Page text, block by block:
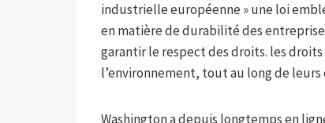
industrielle européenne » une loi
en matière de durabilité des
garantir le respect des droits. les
l’environnement, tout au long de leurs
Washington a depuis longtemps en